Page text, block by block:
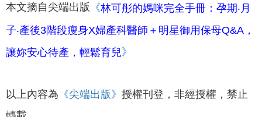
本文摘自尖端出版 《林可彤的媽咪完全手冊：孕期‧月
子‧產後3階段瘦身X婦產科醫師＋明星御用保母Q&A，
讓妳安心待產，輕鬆育兒》
以上內容為 《尖端出版》 授權刊登，非經授權，禁止